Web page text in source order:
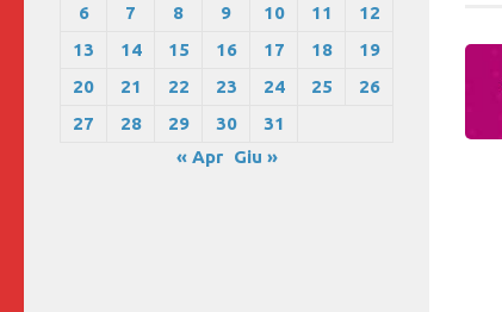
6
7 8 9 10 11
12
13
14 15 16 17 18
19
20
21 22 23 24 25
26
27
28 29 30
31
« Apr
Giu »